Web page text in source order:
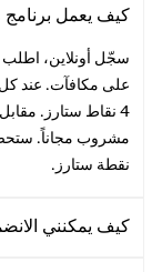
كيف يعمل
سجّل أونلاين،
نقطة ستارز.
كيف يمكنني